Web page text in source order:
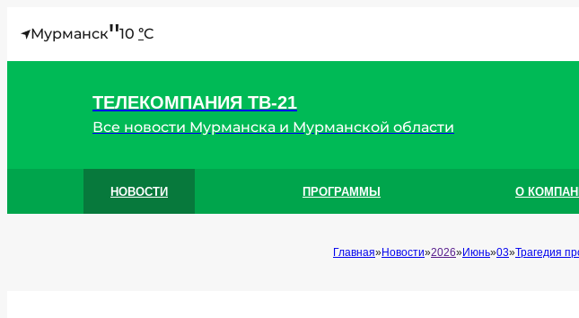
Мурманск"10 °C
ТЕЛЕКОМПАНИЯ ТВ-21
Все новости Мурманска и Мурманской области
НОВОСТИ ПРОГРАММЫ О
Главная Новости 2026 Июнь 03 Трагедия